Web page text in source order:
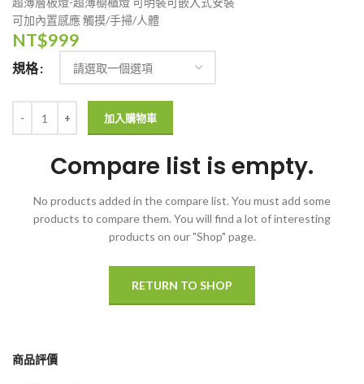
可加內置感應 觸摸/手掃/人體
NT$999
規格
加入購物車
Compare list is empty.
No products added in the compare list. You must add some
products to compare them. You will find a lot of interesting
products on our "Shop" page.
RETURN TO SHOP
商品評價